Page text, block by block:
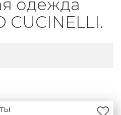
одежда
CUCINELLI.